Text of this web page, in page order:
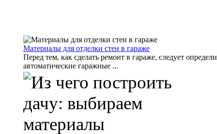
Материалы для отделки стен в гараже
Перед тем, как сделать ремонт в гараже, следует
автоматические гаражные ...